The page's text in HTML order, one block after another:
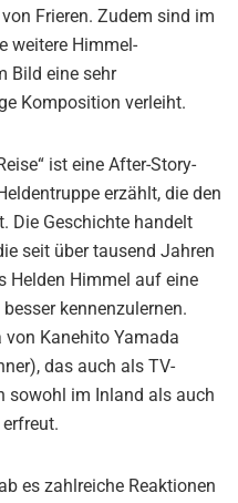
Frieren. Zudem sind im
weitere Himmel-
Bild eine sehr
Komposition verleiht.
ist eine After-Story-
erzählt, die den
Die Geschichte handelt
seit über tausend Jahren
Helden Himmel auf eine
kennenzulernen.
Kanehito Yamada
das auch als TV-
sowohl im Inland als auch
es zahlreiche Reaktionen